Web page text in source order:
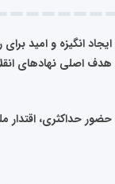
ایجاد انگیزه و امید
هدف اصلی نهادهای
حضور حداکثری، اقتدار